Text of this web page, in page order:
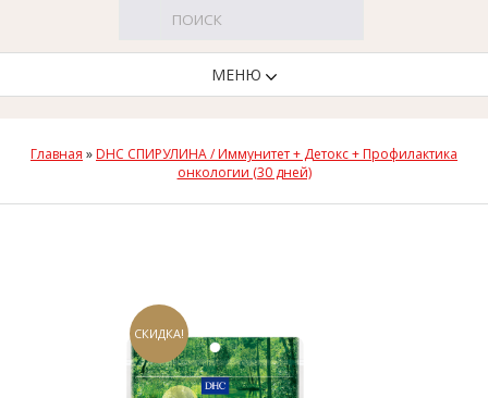
МЕНЮ
Главная » DHC СПИРУЛИНА / Иммунитет + Детокс + Профилактика
онкологии (30 дней)
СКИДКА!